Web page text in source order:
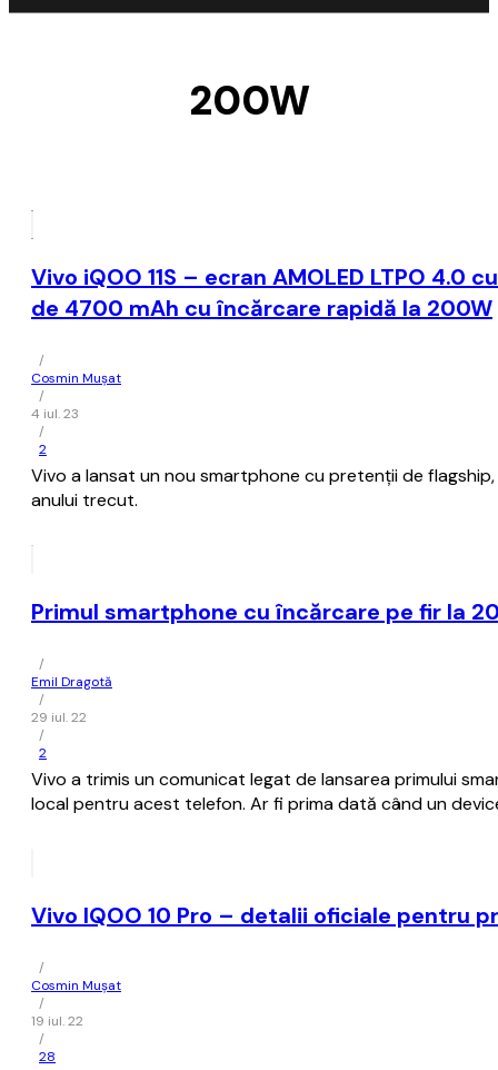
200W
Vivo iQOO 11S – ecran AMOLED LTPO
de 4700 mAh cu încărcare rapidă la 200W
/
Cosmin Mușat
/
4 iul. 23
/
2
Vivo a lansat un nou smartphone cu pretenţii de flagship,
anului trecut.
Primul smartphone cu încărcare pe fir la
/
Emil Dragotă
/
29 iul. 22
/
2
Vivo a trimis un comunicat legat de lansarea primului
local pentru acest telefon. Ar fi prima dată când un
Vivo IQOO 10 Pro – detalii oficiale pentru
/
Cosmin Mușat
/
19 iul. 22
/
28